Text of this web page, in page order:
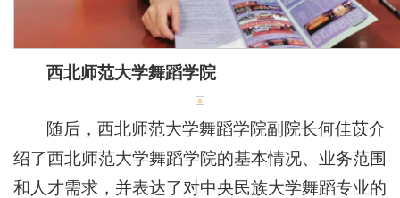
西北师范大学舞蹈学院
随后，西北师范大学舞蹈学院副院长何佳苡介
绍了西北师范大学舞蹈学院的基本情况、业务范围
和人才需求，并表达了对中央民族大学舞蹈专业的